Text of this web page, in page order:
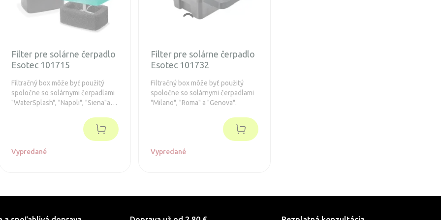
Filter pre solárne čerpadlo
Esotec 101715
Filtračný box môže byť použitý
spoločne so solárnymi čerpadlami
"WaterSplash", "Napoli", "Siena"a
Vypredané
Filter pre solárne čerpadlo
Esotec 101732
Filtračný box môže byť použitý
spoločne so solárnymi čerpadlami
"Milano", "Roma" a "Genova".
Vypredané